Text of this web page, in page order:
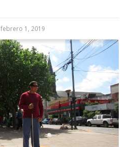
febrero 1, 2019